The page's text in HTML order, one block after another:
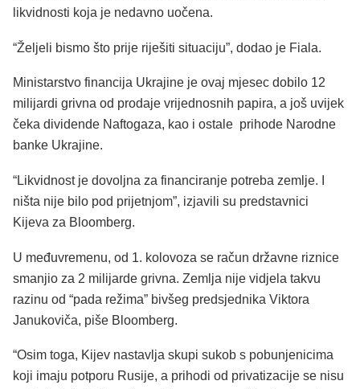
likvidnosti koja je nedavno uočena.
“Željeli bismo što prije riješiti situaciju”, dodao je Fiala.
Ministarstvo financija Ukrajine je ovaj mjesec dobilo 12
milijardi grivna od prodaje vrijednosnih papira, a još uvijek
čeka dividende Naftogaza, kao i ostale prihode Narodne
banke Ukrajine.
“Likvidnost je dovoljna za financiranje potreba zemlje. I
ništa nije bilo pod prijetnjom”, izjavili su predstavnici
Kijeva za Bloomberg.
U međuvremenu, od 1. kolovoza se račun državne riznice
smanjio za 2 milijarde grivna. Zemlja nije vidjela takvu
razinu od “pada režima” bivšeg predsjednika Viktora
Janukoviča, piše Bloomberg.
“Osim toga, Kijev nastavlja skupi sukob s pobunjenicima
koji imaju potporu Rusije, a prihodi od privatizacije se nisu